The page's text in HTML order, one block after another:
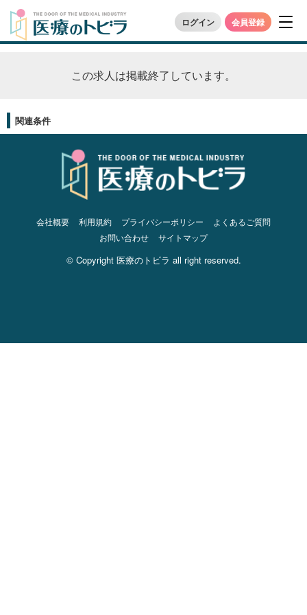
ログイン 会員登録
この求人は掲載終了しています。
関連条件
会社概要 利用規約 プライバシーポリシー
よくあるご質問
お問い合わせ
サイトマップ
© Copyright 医療のトビラ all right reserved.